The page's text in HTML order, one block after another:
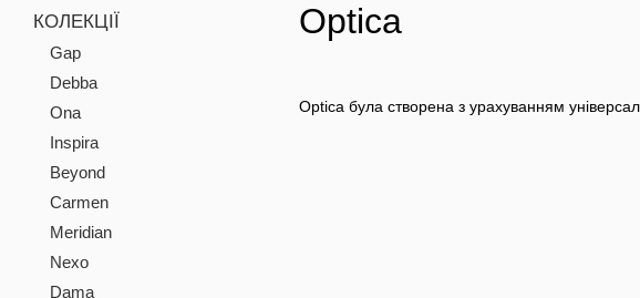
Optica
Optica була створена з урахуванням
КОЛЕКЦІЇ
Gap
Debba
Ona
Inspira
Beyond
Carmen
Meridian
Nexo
Dama